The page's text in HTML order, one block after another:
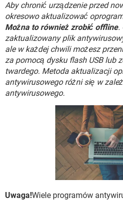
WINDOWS 10
SPOTIFY
INSTAGRAM
WINDOWS 10
GRY
SPOTIFY
INSTAGRAM
WINDOWS 10
Aby chronić urządzenie przed
okresowo aktualizować
Można to również zrobić offline.
zaktualizowany plik
ale w każdej chwili możesz
za pomocą dysku flash USB lub
twardego. Metoda aktualizacji
antywirusowego różni się w
antywirusowego.
Uwaga!Wiele programów